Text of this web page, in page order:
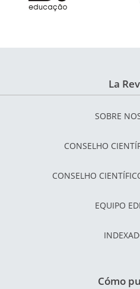
La
SOBRE
CONSELHO
CONSELHO
EQUIPO
Cómo